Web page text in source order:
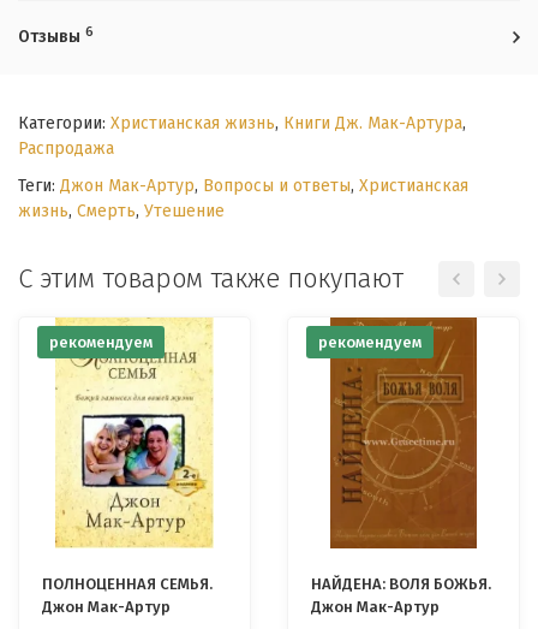
Отзывы 6
Категории: Христианская жизнь, Книги Дж. Мак-Артура,
Распродажа
Теги: Джон Мак-Артур, Вопросы и ответы, Христианская
жизнь, Смерть, Утешение
С этим товаром также покупают
рекомендуем
ПОЛНОЦЕННАЯ СЕМЬЯ.
Джон Мак-Артур
рекомендуем
НАЙДЕНА: ВОЛЯ БОЖЬЯ.
Джон Мак-Артур